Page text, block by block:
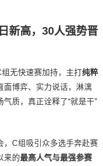
新高，30人强势晋
无快速赛加持，主打纯粹
博弈、实力说话，淋漓
质，真正诠释了“就是干”
，C组吸引众多选手奔赴赛
来的最高人气与最强参赛